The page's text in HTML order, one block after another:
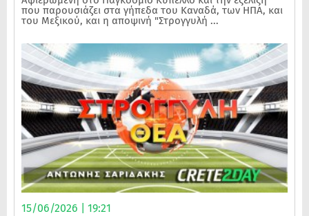
που παρουσιάζει στα γήπεδα του Καναδά, των ΗΠΑ, και
του Μεξικού, και η αποψινή "Στρογγυλή ...
15/06/2026 | 19:21